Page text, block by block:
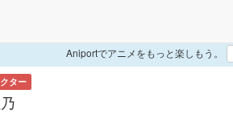
Aniportでアニメをもっと楽しもう。
ター